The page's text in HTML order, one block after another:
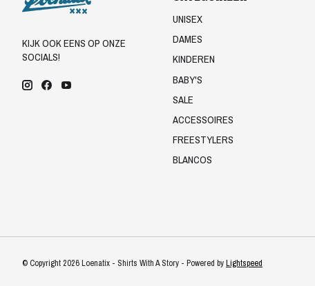
KIJK OOK EENS OP ONZE
SOCIALS!
UNISEX
DAMES
KINDEREN
BABY'S
SALE
ACCESSOIRES
FREESTYLERS
BLANCOS
© Copyright 2026 Loenatix - Shirts With A Story - Powered byLightspeed